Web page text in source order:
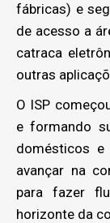
fábricas) e
de acesso a
catraca
outras
O ISP
e formando
domésticos
avançar na
para fazer
horizonte da